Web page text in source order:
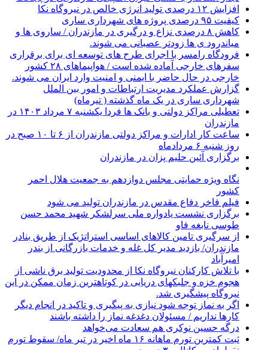
افزایش ۱۲ درصدی تولید انرژی خالص در نیروگاه نکا
کیفیت ۹۵ درصدی پروژه های شهرداری ساری
کاهش ۸ درصدی نزاع و درگیری در مازندران / ساروی ها و
میاندرود ی ها زودتر عصبانی می شوند.
فرودگاه رامسر با اجرای طرح های توسعه ای برای برقراری
سفرهای خارجی آماده شده است / هواپیماهای ۲۸ کشور
خارجی در حال حاضر با ایمنی و امنیت وارد ایران می شوند.
گزارش عملکرد مدیریت ارتباطات و امور بین الملل
شهرداری ساری در یک ماه گذشته ( تیرماه)
تعطیلی مراکز دولتی و بانک ها فردا یکشنبه ۷ مرداد ۱۴۰۳ در
مازندران
ساعت کار ادارات و مراکز دولتی مازندران از ۶ تا ۱۰ صبح در
روز شنبه ۶ مردادماه
برگزاری آئین حلیم پزان در مازندران
نگاه ویژه حمایتی مجلس دوازدهم به جمعیت هلال احمر
کشور
فیلم فاخر دفاع مقدس در مازندران تولید می شود
برگزاری نشست یادواره ملی سرلشکر شهید محمد حسن
طوسی نابغه فاو
از سرگیری تامین کالاهای اساسی استراتژیک از طریق بنادر
مازندران/ بازدید مدیر کل غله و خدمات بازرگانی از بندر
امیرآباد
با تلاش کارکنان نیروگاه نکا از محدودیت تولید برق ناشی از
هجوم خزه و جلبکهای دریایی در کوتاهترین زمان ممکن در این
نیروگاه پیشگیری شد.
اگر به نماز توجه شود نیازی به پیگیری و تاکید در انجام دیگر
کارها نداریم / مسئولان دغدغه نماز را داشته باشند
درگه حسین نوکری هم سعادت می‌خواهد
ثبت کمترین تورم ماهانه ۱۶ ماه اخیر در تیر ماه/ سقوط تورم